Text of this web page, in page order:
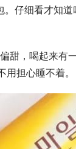
。仔细看才知
甜，喝起来有
担心睡不着。